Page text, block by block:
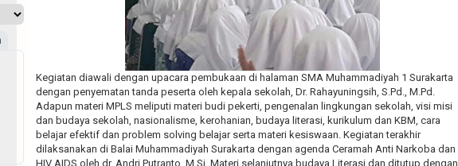
Kegiatan diawali dengan upacara pembukaan di halaman SMA Muhammadiyah 1 Surakarta
dengan penyematan tanda peserta oleh kepala sekolah, Dr. Rahayuningsih, S.Pd., M.Pd.
Adapun materi MPLS meliputi materi budi pekerti, pengenalan lingkungan sekolah, visi misi
dan budaya sekolah, nasionalisme, kerohanian, budaya literasi, kurikulum dan KBM, cara
belajar efektif dan problem solving belajar serta materi kesiswaan. Kegiatan terakhir
dilaksanakan di Balai Muhammadiyah Surakarta dengan agenda Ceramah Anti Narkoba dan
HIV AIDS oleh dr. Andri Putranto, M.Si. Materi selanjutnya budaya Literasi dan ditutup dengan